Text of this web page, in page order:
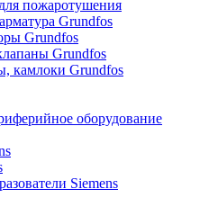
пожаротушения
Grundfos
Grundfos
Grundfos
камлоки Grundfos
оборудование
Siemens